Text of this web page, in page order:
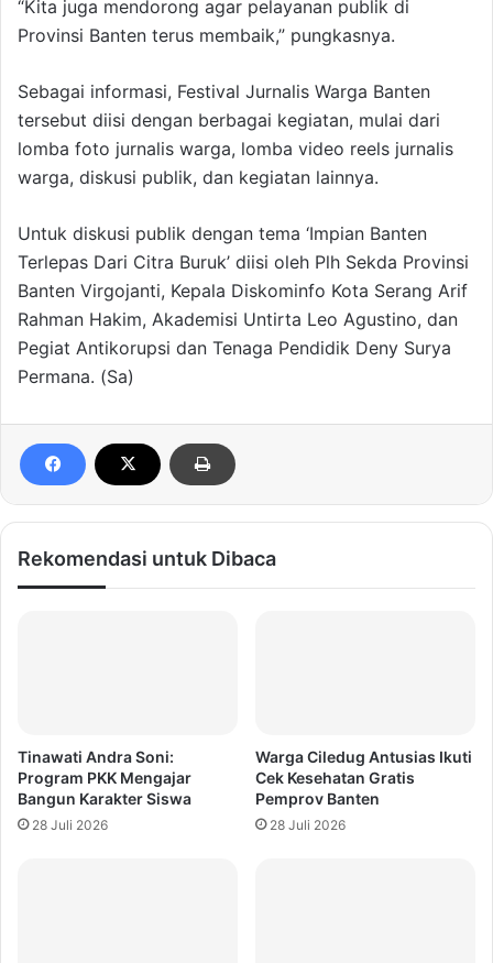
“Kita juga mendorong agar pelayanan publik di
Provinsi Banten terus membaik,” pungkasnya.
Sebagai informasi, Festival Jurnalis Warga Banten
tersebut diisi dengan berbagai kegiatan, mulai dari
lomba foto jurnalis warga, lomba video reels jurnalis
warga, diskusi publik, dan kegiatan lainnya.
Untuk diskusi publik dengan tema ‘Impian Banten
Terlepas Dari Citra Buruk’ diisi oleh Plh Sekda Provinsi
Banten Virgojanti, Kepala Diskominfo Kota Serang Arif
Rahman Hakim, Akademisi Untirta Leo Agustino, dan
Pegiat Antikorupsi dan Tenaga Pendidik Deny Surya
Permana. (Sa)
Rekomendasi untuk Dibaca
Tinawati Andra Soni:
Program PKK Mengajar
Bangun Karakter Siswa
28 Juli 2026
Warga Ciledug Antusias Ikuti
Cek Kesehatan Gratis
Pemprov Banten
28 Juli 2026